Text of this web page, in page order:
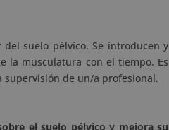
del suelo pélvico. Se introducen y
la musculatura con el tiempo. Es
supervisión de un/a profesional.
el suelo pélvico y mejora su